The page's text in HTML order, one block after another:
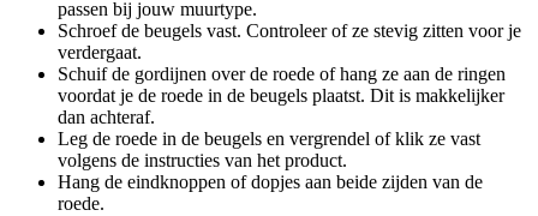
passen bij jouw muurtype.
Schroef de beugels vast. Controleer of ze stevig zitten voor je
verdergaat.
Schuif de gordijnen over de roede of hang ze aan de ringen
voordat je de roede in de beugels plaatst. Dit is makkelijker
dan achteraf.
Leg de roede in de beugels en vergrendel of klik ze vast
volgens de instructies van het product.
Hang de eindknoppen of dopjes aan beide zijden van de
roede.